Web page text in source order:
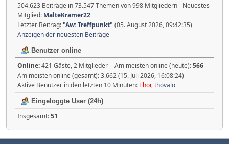
504.623 Beiträge in 73.547 Themen von 998 Mitgliedern - Neuestes
Mitglied: MalteKramer22
Letzter Beitrag:"Aw: Treffpunkt" (05. August 2026, 09:42:35)
Anzeigen der neuesten Beiträge
Benutzer online
Online:421 Gäste, 2 Mitglieder - Am meisten online (heute):566-
Am meisten online (gesamt): 3.662 (15. Juli 2026, 16:08:24)
Aktive Benutzer in den letzten 10 Minuten:Thor,thovalo
Eingeloggte User (24h)
Insgesamt:51